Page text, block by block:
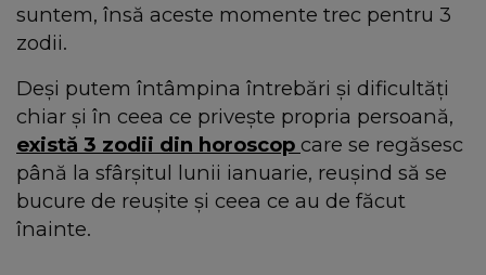
suntem, însă aceste momente trec pentru 3
zodii.
Deși putem întâmpina întrebări și dificultăți
chiar și în ceea ce privește propria persoană,
există 3 zodii din horoscop care se regăsesc
până la sfârșitul lunii ianuarie, reușind să se
bucure de reușite și ceea ce au de făcut
înainte.